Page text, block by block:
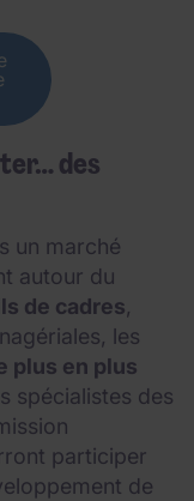
des
un marché
autour du
de cadres,
les
plus en plus
spécialistes des
participer
de